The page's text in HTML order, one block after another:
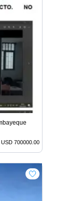
USD 700000.00